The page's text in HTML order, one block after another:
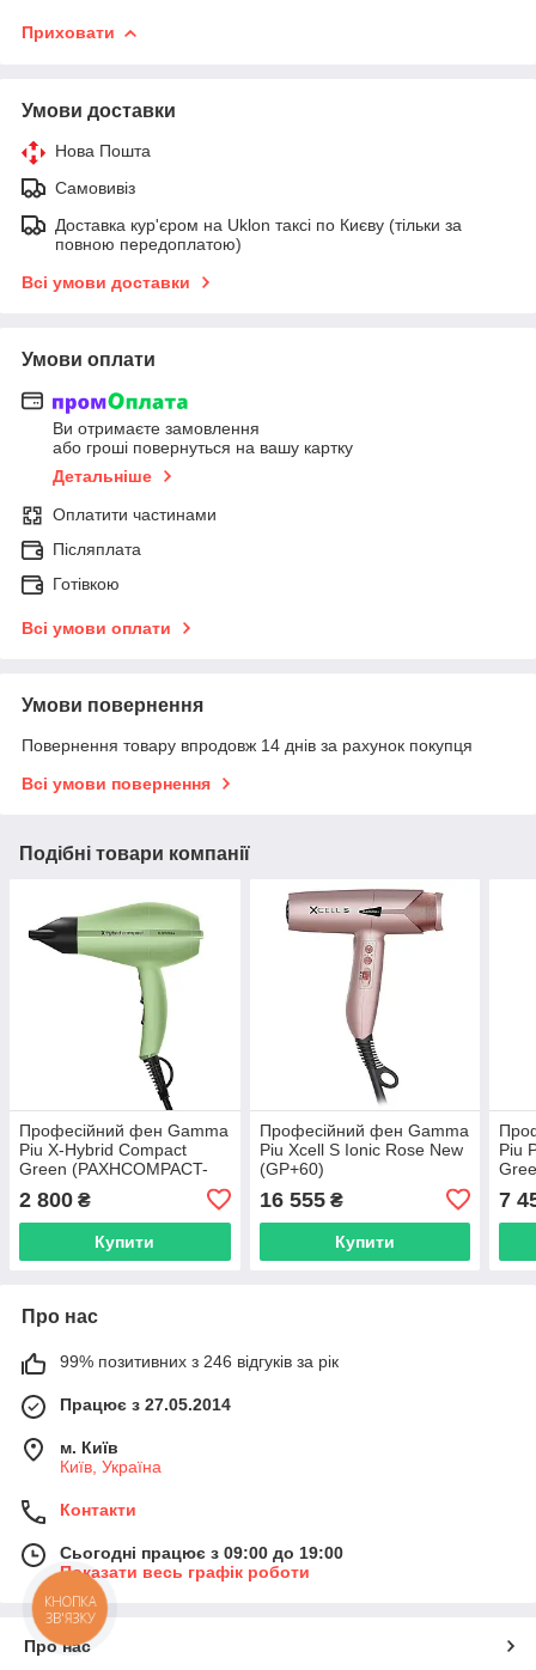
Приховати
Умови доставки
Нова Пошта
Самовивіз
Доставка кур'єром на Uklon таксі по Києву (тільки за
повною передоплатою)
Всі умови доставки
Умови оплати
Ви отримаєте замовлення
або гроші повернуться на вашу картку
Детальніше
Оплатити частинами
Післяплата
Готівкою
Всі умови оплати
Умови повернення
Повернення товару впродовж 14 днів за рахунок покупця
Всі умови повернення
Подібні товари компанії
Професійний фен Gamma
Piu X-Hybrid Compact
Green (PAXHCOMPACT-
2 800 ₴
Купити
Професійний фен Gamma
Piu Xcell S Ionic Rose New
(GP+60)
16 555₴
Купити
Piu
7
Про нас
99% позитивних з 246 відгуків за рік
Працює з 27.05.2014
м. Київ
Київ, Україна
Контакти
Сьогодні працює з 09:00 до 19:00
Показати весь графік роботи
Про нас
КНОПКА
ЗВ'ЯЗКУ